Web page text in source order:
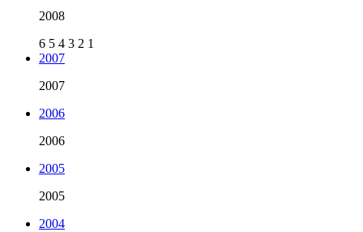
2008
6 5 4 3 2 1
2007
2007
2006
2006
2005
2005
2004